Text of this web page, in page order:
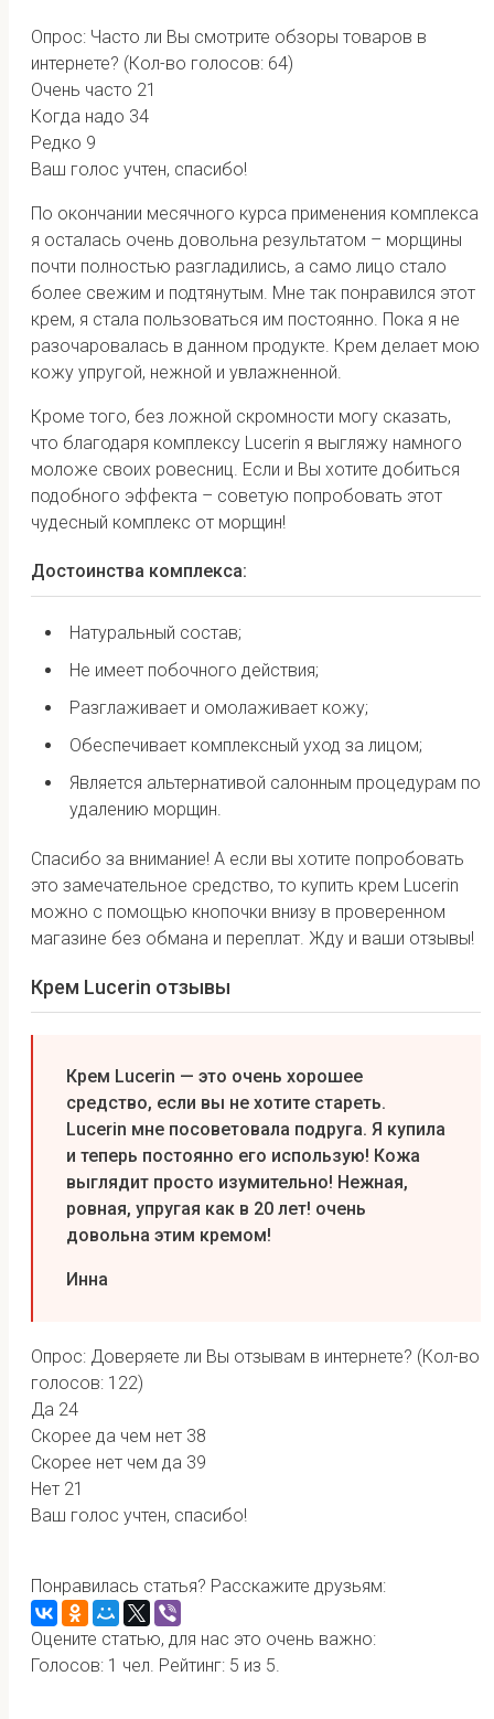
Опрос: Часто ли Вы смотрите обзоры товаров в
интернете? (Кол-во голосов: 64)
Очень часто 21
Когда надо 34
Редко 9
Ваш голос учтен, спасибо!
По окончании месячного курса применения комплекса
я осталась очень довольна результатом – морщины
почти полностью разгладились, а само лицо стало
более свежим и подтянутым. Мне так понравился этот
крем, я стала пользоваться им постоянно. Пока я не
разочаровалась в данном продукте. Крем делает мою
кожу упругой, нежной и увлажненной.
Кроме того, без ложной скромности могу сказать,
что благодаря комплексу Lucerin я выгляжу намного
моложе своих ровесниц. Если и Вы хотите добиться
подобного эффекта – советую попробовать этот
чудесный комплекс от морщин!
Достоинства комплекса:
Натуральный состав;
Не имеет побочного действия;
Разглаживает и омолаживает кожу;
Обеспечивает комплексный уход за лицом;
Является альтернативой салонным процедурам по
удалению морщин.
Спасибо за внимание! А если вы хотите попробовать
это замечательное средство, то купить крем Lucerin
можно с помощью кнопочки внизу в проверенном
магазине без обмана и переплат. Жду и ваши отзывы!
Крем Lucerin отзывы
Крем Lucerin — это очень хорошее
средство, если вы не хотите стареть.
Lucerin мне посоветовала подруга. Я купила
и теперь постоянно его использую! Кожа
выглядит просто изумительно! Нежная,
ровная, упругая как в 20 лет! очень
довольна этим кремом!
Инна
Опрос: Доверяете ли Вы отзывам в интернете? (Кол-во
голосов: 122)
Да 24
Скорее да чем нет 38
Скорее нет чем да 39
Нет 21
Ваш голос учтен, спасибо!
Понравилась статья? Расскажите друзьям:
Оцените статью, для нас это очень важно:
Голосов: 1 чел. Рейтинг: 5 из 5.